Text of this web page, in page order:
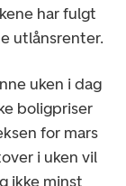
har fulgt
utlånsrenter.
uken i dag
boligpriser
for mars
i uken vil
ikke minst